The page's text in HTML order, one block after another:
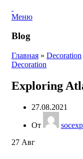
Меню
Blog
Главная » Decoration
Decoration
Exploring
27.08.2021
От
27 Авг